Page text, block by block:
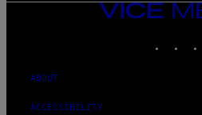
VICE
MEDIA
ABOUT
ACCESSIBILITY